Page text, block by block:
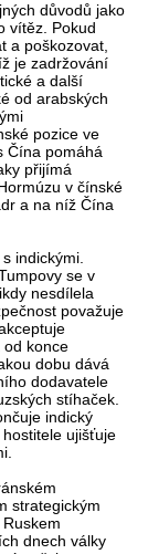
důvodů jako
vítěz. Pokud
a poškozovat,
je zadržování
a další
od arabských
pozice ve
Čína pomáhá
přijímá
v čínské
a na níž Čína
indickými.
se v
nesdílela
považuje
od konce
dobu dává
dodavatele
stíhaček.
indický
ujišťuje
strategickým
dnech války